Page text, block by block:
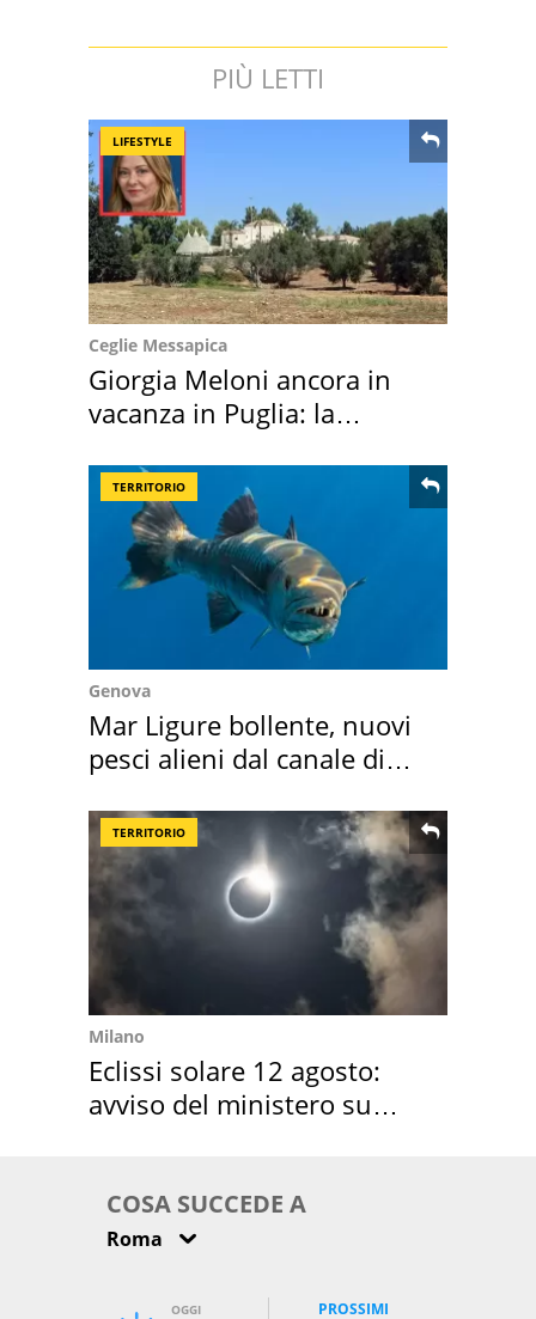
PIÙ LETTI
LIFESTYLE
Ceglie Messapica
Giorgia Meloni ancora in
vacanza in Puglia: la
TERRITORIO
Genova
Mar Ligure bollente, nuovi
pesci alieni dal canale di
TERRITORIO
Milano
Eclissi solare 12 agosto:
avviso del ministero su